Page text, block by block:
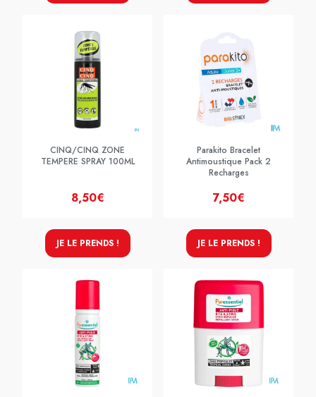
CINQ/CINQ ZONE
TEMPERE SPRAY 100ML
8,50€
JE LE PRENDS !
Parakito Bracelet
Antimoustique Pack 2
Recharges
7,50€
JE LE PRENDS !